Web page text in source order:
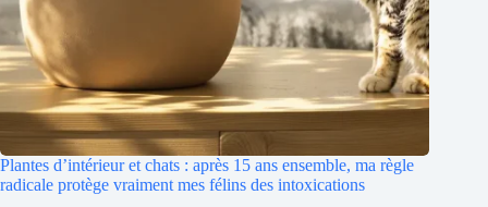
Plantes d’intérieur et chats : après 15 ans ensemble, ma règle
radicale protège vraiment mes félins des intoxications